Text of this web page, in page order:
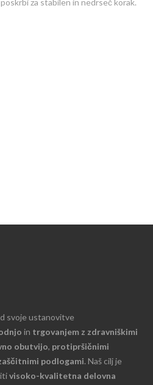
poskrbi za stabilen in nedrseč korak.
svoje ustanovitve
in trgovanjem z zdravniškimi
obutvijo, protipršičnimi
podlogami. Naš cilj je
visoko-kvalitetna delovna